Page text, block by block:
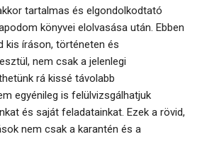
tartalmas és elgondolkodtató
könyvei elolvasása után. Ebben
kis íráson, történeten és
nem csak a jelenlegi
rá kissé távolabb
egyénileg is felülvizsgálhatjuk
és saját feladatainkat. Ezek a rövid,
nem csak a karantén és a